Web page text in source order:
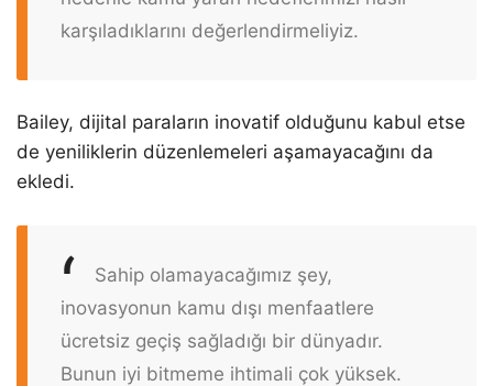
karşıladıklarını değerlendirmeliyiz.
Bailey, dijital paraların inovatif olduğunu kabul etse
de yeniliklerin düzenlemeleri aşamayacağını da
ekledi.
Sahip olamayacağımız şey,
inovasyonun kamu dışı menfaatlere
ücretsiz geçiş sağladığı bir dünyadır.
Bunun iyi bitmeme ihtimali çok yüksek.